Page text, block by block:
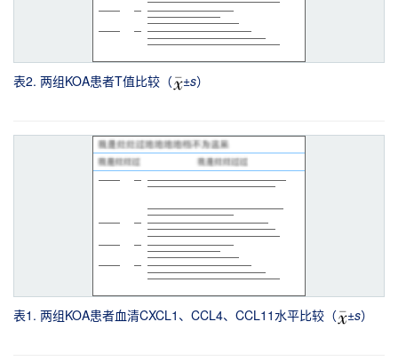
表2. 两组KOA患者T值比较（ ±s）
表1. 两组KOA患者血清CXCL1、CCL4、CCL11水平比较（ ±s）